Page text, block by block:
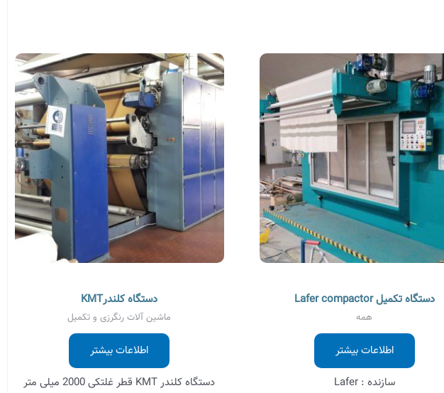
دستگاه تکمیل Lafer compactor
همه
اطلاعات بیشتر
سازنده : Lafer
دستگاه کلندرKMT
ماشین آلات رنگرزی و تکمیل
اطلاعات بیشتر
دستگاه کلندر KMT قطر غلتکی 2000 میلی متر